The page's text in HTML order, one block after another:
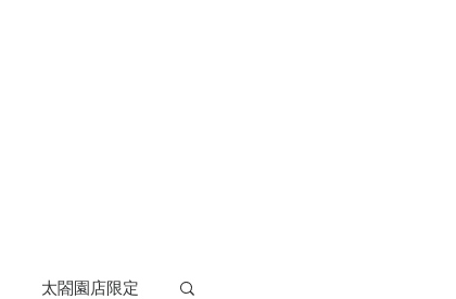
太閤園店限定